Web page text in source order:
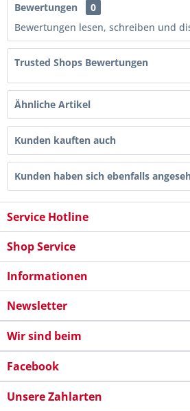
Bewertungen
0
Bewertungen lesen, schreiben und
Trusted Shops Bewertungen
Ähnliche Artikel
Kunden kauften auch
Kunden haben sich ebenfalls
Service Hotline
Shop Service
Informationen
Newsletter
Wir sind beim
Facebook
Unsere Zahlarten